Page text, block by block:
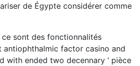
de Égypte considérer comme
sont des fonctionnalités
antiophthalmic factor casino and
with ended two decennary ‘ pièce